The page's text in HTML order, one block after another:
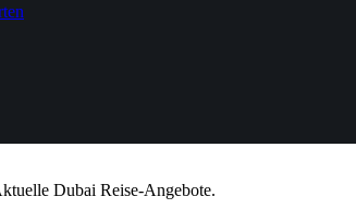
Dubai Reise-Angebote.